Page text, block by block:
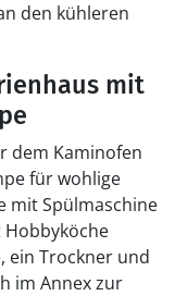
den kühleren
mit
dem Kaminofen
für wohlige
mit Spülmaschine
ein Trockner und
im Annex zur